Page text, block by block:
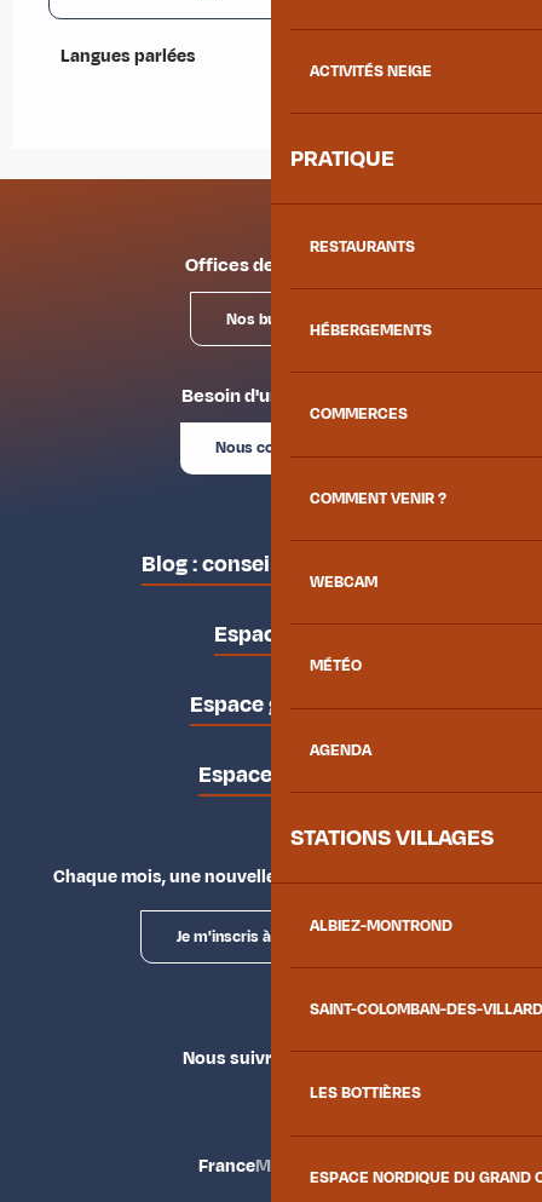
ACTIVITÉS NEIGE
PRATIQUE
RESTAURANTS
HÉBERGEMENTS
COMMERCES
COMMENT VENIR ?
WEBCAM
MÉTÉO
AGENDA
STATIONS VILLAGES
ALBIEZ-MONTROND
SAINT-COLOMBAN-DES-
LES BOTTIÈRES
ESPACE NORDIQUE DU GRAND
Langues parlées
Langues parlées
Offices de tourisme
Nos bureaux
Besoin d'un conseil ?
Nous contacter
Blog : conseils des locaux
Espace pro
Espace groupes
Espace presse
Chaque mois, une nouvelle façon d'explorer la vallée.
Je m'inscris à la newsletter
Nous suivre
FranceMaurienne